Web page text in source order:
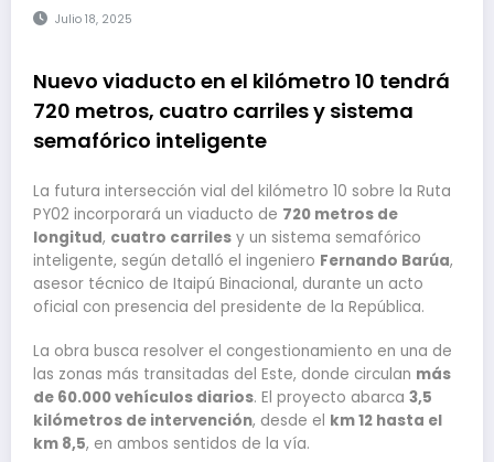
Julio 18, 2025
Nuevo viaducto en el kilómetro 10 tendrá
720 metros, cuatro carriles y sistema
semafórico inteligente
La futura intersección vial del kilómetro 10 sobre la Ruta
PY02 incorporará un viaducto de 720 metros de
longitud, cuatro carriles y un sistema semafórico
inteligente, según detalló el ingeniero Fernando Barúa,
asesor técnico de Itaipú Binacional, durante un acto
oficial con presencia del presidente de la República.
La obra busca resolver el congestionamiento en una de
las zonas más transitadas del Este, donde circulan más
de 60.000 vehículos diarios. El proyecto abarca 3,5
kilómetros de intervención, desde el km 12 hasta el
km 8,5, en ambos sentidos de la vía.